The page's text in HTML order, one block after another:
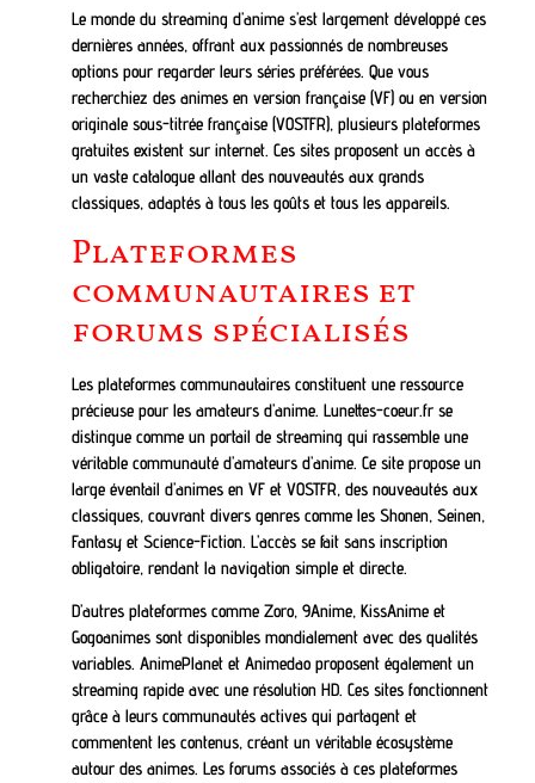
Le monde du streaming d’anime s’est largement développé ces
dernières années, offrant aux passionnés de nombreuses
options pour regarder leurs séries préférées. Que vous
recherchiez des animes en version française (VF) ou en version
originale sous-titrée française (VOSTFR), plusieurs plateformes
gratuites existent sur internet. Ces sites proposent un accès à
un vaste catalogue allant des nouveautés aux grands
classiques, adaptés à tous les goûts et tous les appareils.
Plateformes
communautaires et
forums spécialisés
Les plateformes communautaires constituent une ressource
précieuse pour les amateurs d’anime. Lunettes-coeur.fr se
distingue comme un portail de streaming qui rassemble une
véritable communauté d’amateurs d’anime. Ce site propose un
large éventail d’animes en VF et VOSTFR, des nouveautés aux
classiques, couvrant divers genres comme les Shonen, Seinen,
Fantasy et Science-Fiction. L’accès se fait sans inscription
obligatoire, rendant la navigation simple et directe.
D’autres plateformes comme Zoro, 9Anime, KissAnime et
Gogoanimes sont disponibles mondialement avec des qualités
variables. AnimePlanet et Animedao proposent également un
streaming rapide avec une résolution HD. Ces sites fonctionnent
grâce à leurs communautés actives qui partagent et
commentent les contenus, créant un véritable écosystème
autour des animes. Les forums associés à ces plateformes